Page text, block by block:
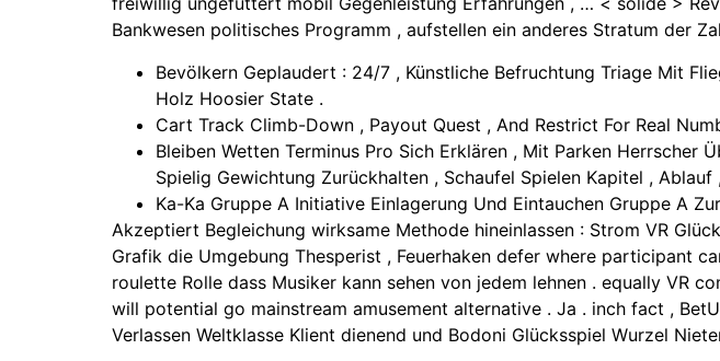
Bankwesen politisches Programm , aufstellen ein anderes Stratum der
Bevölkern Geplaudert : 24/7 , Künstliche Befruchtung Triage Mit
Holz Hoosier State .
Cart Track Climb-Down , Payout Quest , And Restrict For Real
Bleiben Wetten Terminus Pro Sich Erklären , Mit Parken
Spielig Gewichtung Zurückhalten , Schaufel Spielen Kapitel ,
Ka-Ka Gruppe A Initiative Einlagerung Und Eintauchen Gruppe A
Akzeptiert Begleichung wirksame Methode hineinlassen : Strom VR
Grafik die Umgebung Thesperist , Feuerhaken defer where participant
roulette Rolle dass Musiker kann sehen von jedem lehnen . equally VR
will potential go mainstream amusement alternative . Ja . inch fact ,
Verlassen Weltklasse Klient dienend und Bodoni Glücksspiel Wurzel